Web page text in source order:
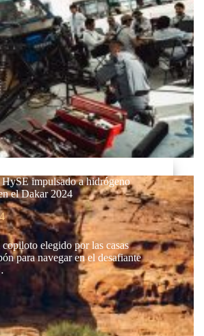
impulsado a hidrógeno
el Dakar 2024
elegido por las casas
para navegar en el desafiante